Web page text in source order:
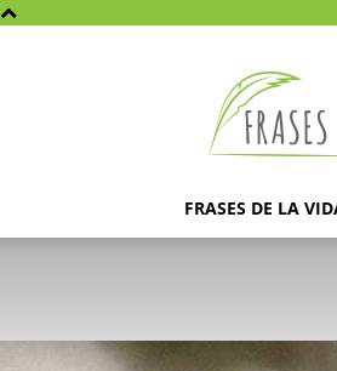
FRASES DE LA